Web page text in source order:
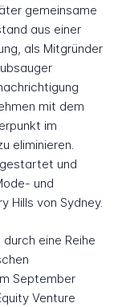
gemeinsame
aus einer
als Mitgründer
mit dem
im
eliminieren.
und
und
Hills von Sydney.
eine Reihe
September
Venture